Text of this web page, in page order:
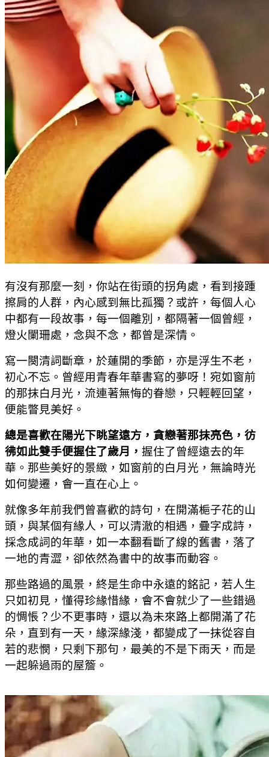
有沒有那麼一刻，你站在街頭的拐角處，看到接踵
擦肩的人群，內心感到無比孤獨？或許，每個人心
中都有一段故事，每一個離別，都隔著一個曾經，
燈火闌珊處，念與不念，都曾是深情。
寫一闋清詞斷章，於蓮開的季節，亦是浮生不老，
初心不忘。曾經用青春年華書寫的夢呀！宛如窗前
的那抹白月光，流連著無悔的眷戀，只輕輕回望，
便能瞥見美好。
總是喜歡在陽光下眺望遠方，貪戀著那抹亮色，彷
彿如此雙手便握住了歲月， 握住了曾經遠去的年
華。那些美好的景緻，如窗前的白月光，無論時光
如何變遷，會一直在心上。
就像多年前我們曾喜歡的詩句，在開滿梔子花的山
頭，與某個有緣人，可以清澈的相遇，疊字成詩，
採念成詞的年華，如一本翻看斷了線的舊書，落了
一地的青澀，卻依然為書中的故事而動容。
那些路過的風景，終是生命中永遠的銘記，若人生
只如初見，懂得珍緣惜緣，會不會就少了一些錯過
的惆悵？少不更事時，還以為未來路上都開滿了花
朵，直到有一天，緣深緣淺，都變成了一抹從容自
若的悲憫，只剩下那句，最美的不是下雨天，而是
一起躲過雨的屋簷。